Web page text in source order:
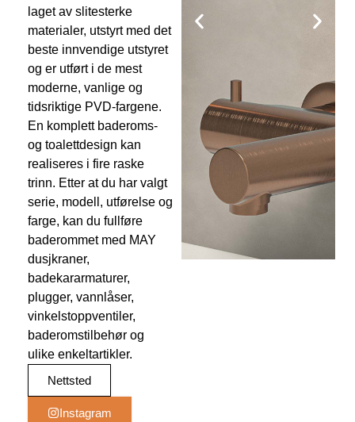
laget av slitesterke
materialer, utstyrt med det
beste innvendige utstyret
og er utført i de mest
moderne, vanlige og
tidsriktige PVD-fargene.
En komplett baderoms-
og toalettdesign kan
realiseres i fire raske
trinn. Etter at du har valgt
serie, modell, utførelse og
farge, kan du fullføre
baderommet med MAY
dusjkraner,
badekararmaturer,
plugger, vannlåser,
vinkelstoppventiler,
baderomstilbehør og
ulike enkeltartikler.
Nettsted
Instagram